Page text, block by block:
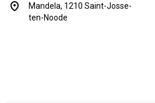
Mandela, 1210 Saint-Josse-
ten-Noode